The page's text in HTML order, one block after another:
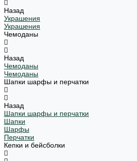
Назад
Украшения
Украшения
Чемоданы
Назад
Чемоданы
Чемоданы
Шапки шарфы и перчатки
Назад
Шапки шарфы и перчатки
Шапки
Шарфы
Перчатки
Кепки и бейсболки